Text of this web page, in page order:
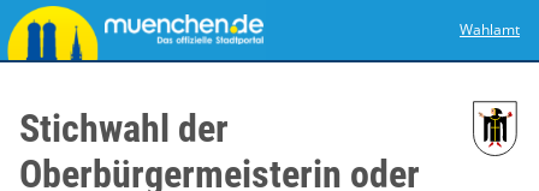
Wahlamt
Stichwahl der
Oberbürgermeisterin oder